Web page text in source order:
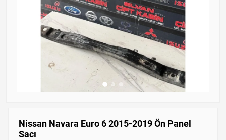
Nissan Navara Euro 6 2015-2019 Ön Panel
Sacı